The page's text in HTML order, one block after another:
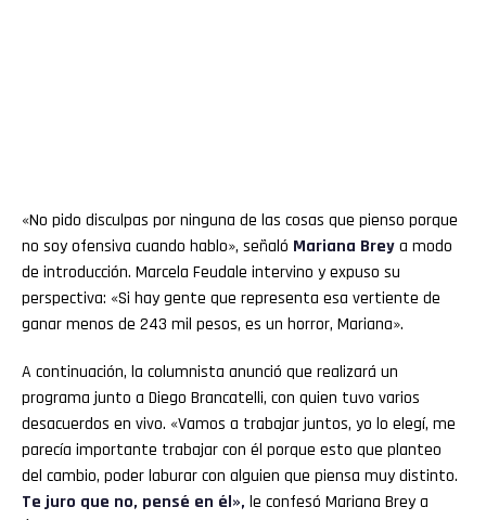
«No pido disculpas por ninguna de las cosas que pienso porque
no soy ofensiva cuando hablo», señaló Mariana Breya modo
de introducción. Marcela Feudale intervino y expuso su
perspectiva: «Si hay gente que representa esa vertiente de
ganar menos de 243 mil pesos, es un horror, Mariana».
A continuación, la columnista anunció que realizará un
programa junto a Diego Brancatelli, con quien tuvo varios
desacuerdos en vivo. «Vamos a trabajar juntos, yo lo elegí, me
parecía importante trabajar con él porque esto que planteo
del cambio, poder laburar con alguien que piensa muy distinto.
Te juro que no, pensé en él», le confesó Mariana Brey a